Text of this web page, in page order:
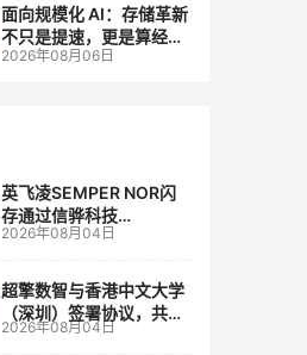
面向规模化 AI：存储革新
不只是提速，更是算经济
账
2026年08月06日
英飞凌SEMPER NOR闪
存通过信骅科技
AST2700 BMC认证，全
管理
2026年08月04日
超擎数智与香港中文大学
（深圳）签署协议，共建
人工智能和边缘计算联合
2026年08月04日